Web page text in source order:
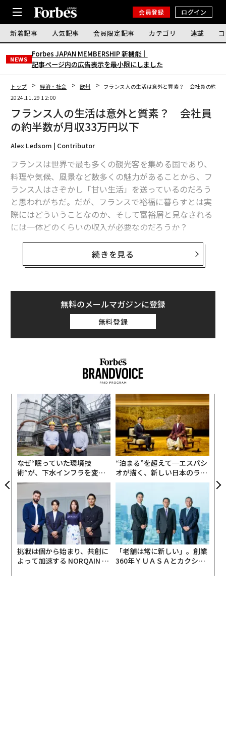
会員登録 ログイン
新着記事 人気記事 会員限定記事 カテゴリ 連載
NEWS
Forbes JAPAN MEMBERSHIP 新機能｜
記事ページ内の広告表示を最小限にしました
トップ 経済・社会 欧州
フランス人の生活は意外と質素？ 会社員の約半
2024.11.29 12:00
フランス人の生活は意外と質素？ 会社員
の約半数が月収33万円以下
Alex Ledsom | Contributor
フランスは世界で最も多くの観光客を集める国であり、
料理や気候、風景など数多くの魅力があることから、フ
ランス人はさぞかし「甘い生活」を送っているのだろう
と思われがちだ。だが、フランスで裕福に暮らすとは実
際にはどういうことなのか、そして富裕層と見なされる
には一体どのくらいの収入が必要なのだろうか？
フランス社会の不平等問題を研究する「不平等観測所」
は、欧州第2の経済大国フランスで裕福であることの意
紹介しよう。
フランスの会社員の約半数が月収33万円以下で
不平等観測所は、仏国立統計経済研究所（INSEE）が公
を行った。それによると、同国ではフルタイムで働
く民間企業の従業員の半数が、手取りで月2092ユーロ
（約33万4300円）未満の収入しか得ていないことが明ら
かになった。4分の1は月収1670ユーロ（約26万6900
円）未満で、月に3000ユーロ（約47万9300円）以上稼
いでいるのは4分の1弱に過ぎなかった。上位10％の高所
得者層の月収は4170ユーロ（約66万6500円）以上で、
さらに上位1％に入るには手取りで月1万ユーロ（約159
万8300円）以上稼ぐ必要がある。その金額を超える統計
は公表されていない。今回の数字は2019年の統計をわず
かに上回っただけだった。
このデータは収入のみを対象としており、生活水準の違
いなどによって大きく変化する支出については考慮され
ていない。年齢も考慮に入れられていないため、労働生
活でのそれぞれの立ち位置によってデータがゆがむのも
やむを得ないだろう。また、フランスでは公的部門に所
続きを見る
無料のメールマガジンに登録
無料登録
なぜ“眠っていた環境技
術”が、下水インフラを変え
たのか──産総研×月島JFE
アクアソリューションの10年
“泊まる”を超えて─エスパシ
オが描く、新しい日本のラグ
ジュアリー（中編）
挑戦は個から始まり、共創に
よって加速する NORQAIN JA
「老舗は常に新しい」。創業
360年ＹＵＡＳＡとカクシン